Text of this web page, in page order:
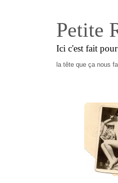
Petite
Ici c'est fait
la tête que ça nous